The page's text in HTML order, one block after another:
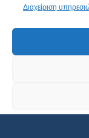
Διαχείριση210 95 95
Κλείστε